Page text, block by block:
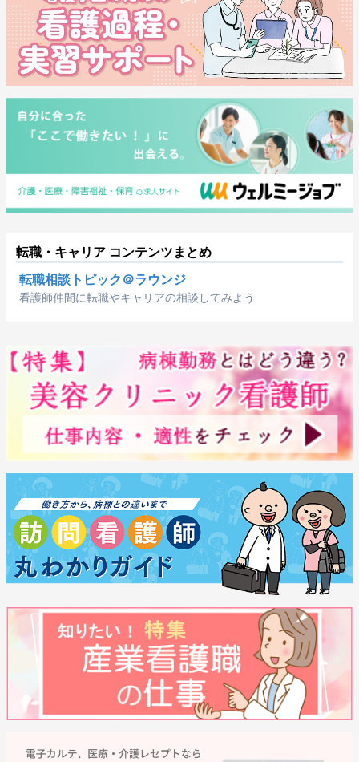
転職・キャリア コンテンツまとめ
転職相談トピック＠ラウンジ
看護師仲間に転職やキャリアの相談してみよう